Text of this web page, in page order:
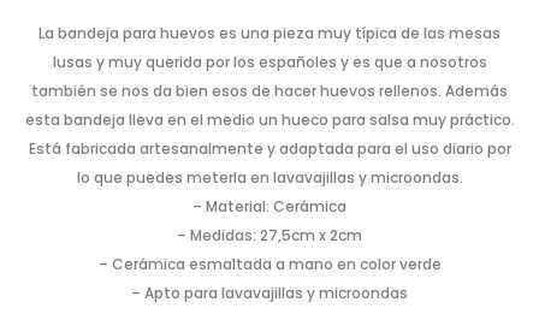
La bandeja para huevos es una pieza muy típica de las mesas
lusas y muy querida por los españoles y es que a nosotros
también se nos da bien esos de hacer huevos rellenos. Además
esta bandeja lleva en el medio un hueco para salsa muy práctico.
Está fabricada artesanalmente y adaptada para el uso diario por
lo que puedes meterla en lavavajillas y microondas.
– Material: Cerámica
– Medidas: 27,5cm x 2cm
– Cerámica esmaltada a mano en color verde
– Apto para lavavajillas y microondas